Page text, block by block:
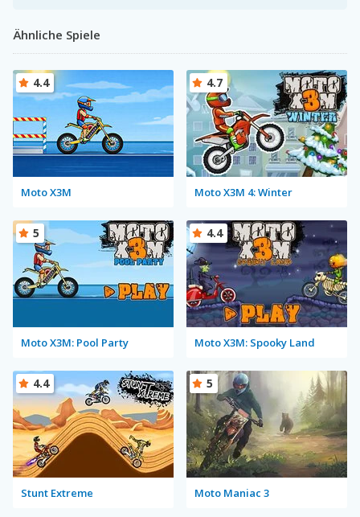
Ähnliche Spiele
Moto X3M
4.4
Moto X3M 4: Winter
4.7
Moto X3M: Pool Party
5
Moto X3M: Spooky Land
4.4
Stunt Extreme
4.4
Moto Maniac 3
5